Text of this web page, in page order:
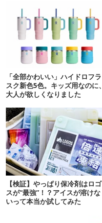
「全部かわいい」ハイドロフラ
スク新色5色。キッズ用なのに、
大人が欲しくなりました
【検証】やっぱり保冷剤はロゴ
スが“最強”！？アイスが溶けな
いって本当か試してみた